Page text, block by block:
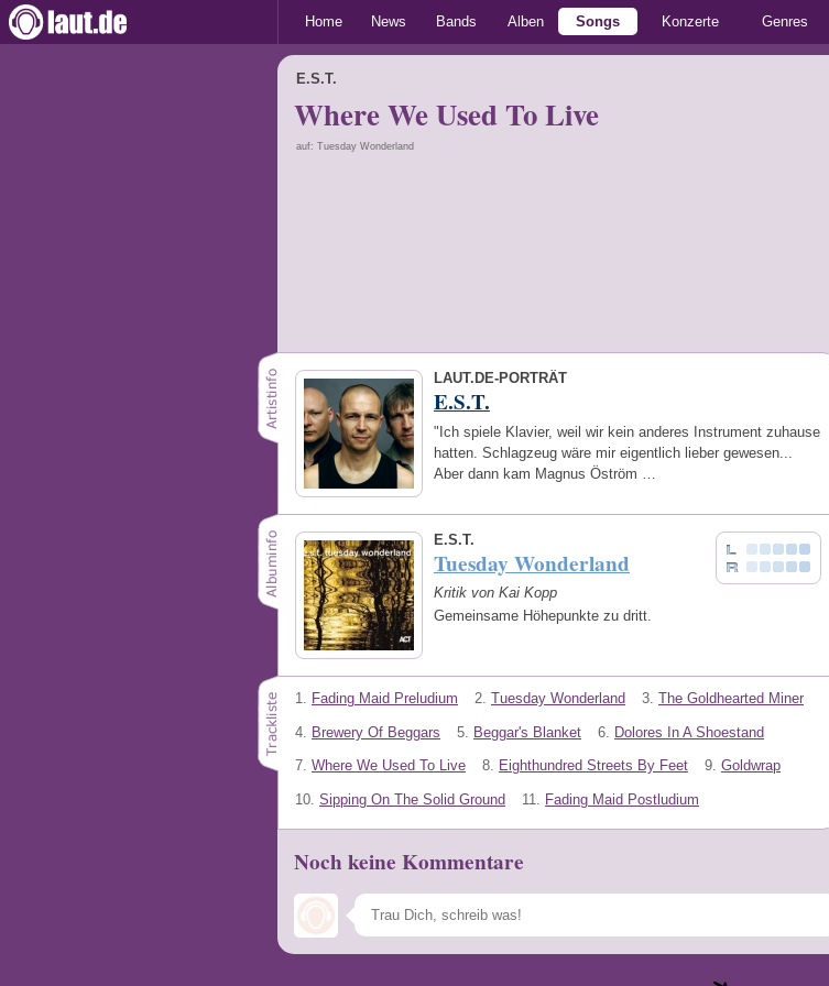
Home News Bands Alben Songs Konzerte Genres
E.S.T.
Where We Used To Live
auf: Tuesday Wonderland
LAUT.DE-PORTRÄT
E.S.T.
"Ich spiele Klavier, weil wir kein anderes Instrument zuhause
hatten. Schlagzeug wäre mir eigentlich lieber gewesen...
Aber dann kam Magnus Öström …
E.S.T.
Tuesday Wonderland
Kritik von Kai Kopp
Gemeinsame Höhepunkte zu dritt.
1. Fading Maid Preludium 2. Tuesday Wonderland 3. The Goldhearted Miner
4. Brewery Of Beggars 5. Beggar's Blanket 6. Dolores In A Shoestand
7. Where We Used To Live 8. Eighthundred Streets By Feet 9. Goldwrap
10. Sipping On The Solid Ground 11. Fading Maid Postludium
Noch keine Kommentare
Speichern